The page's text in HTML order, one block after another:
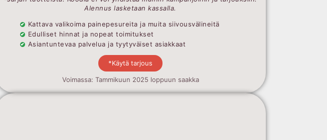
Alennus lasketaan kassalla.
Kattava valikoima painepesureita ja muita siivousvälineitä
Edulliset hinnat ja nopeat toimitukset
Asiantuntevaa palvelua ja tyytyväiset asiakkaat
*Käytä tarjous
Voimassa: Tammikuun 2025 loppuun saakka